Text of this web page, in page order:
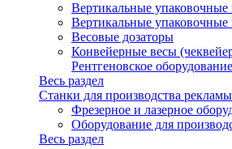
Вертикальные
Вертикальные
Весовые дозаторы
Конвейерные весы
Рентгеновское
Весь раздел
Станки для производства
Фрезерное и лазерное
Оборудование для
Весь раздел